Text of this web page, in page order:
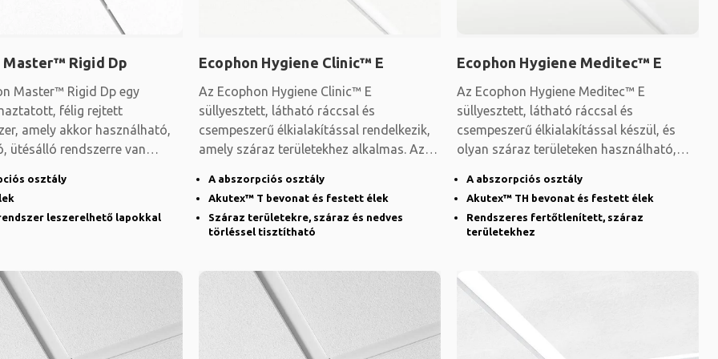
Master™ Rigid Dp
Master™ Rigid Dp egy
félig rejtett
amely akkor használható,
ütésálló rendszerre van
osztály
leszerelhető lapokkal
Ecophon Hygiene Clinic™ E
Az Ecophon Hygiene Clinic™ E
süllyesztett, látható ráccsal és
csempeszerű élkialakítással rendelkezik,
amely száraz területekhez alkalmas. Az
A abszorpciós osztály
Akutex™ T bevonat és festett élek
Száraz területekre, száraz és nedves
törléssel tisztítható
Ecophon Hygiene Meditec™ E
Az Ecophon Hygiene Meditec™ E
süllyesztett, látható ráccsal és
csempeszerű élkialakítással készül, és
olyan száraz területeken használható,
A abszorpciós osztály
Akutex™ TH bevonat és festett élek
Rendszeres fertőtlenített, száraz
területekhez